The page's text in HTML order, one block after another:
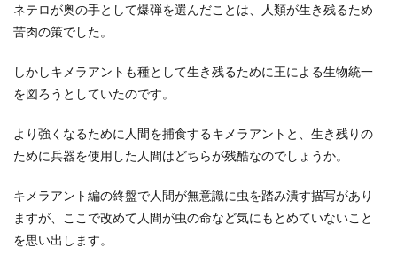
ネテロが奥の手として爆弾を選んだことは、人類が生き残るため
苦肉の策でした。
しかしキメラアントも種として生き残るために王による生物統一
を図ろうとしていたのです。
より強くなるために人間を捕食するキメラアントと、生き残りの
ために兵器を使用した人間はどちらが残酷なのでしょうか。
キメラアント編の終盤で人間が無意識に虫を踏み潰す描写があり
ますが、ここで改めて人間が虫の命など気にもとめていないこと
を思い出します。